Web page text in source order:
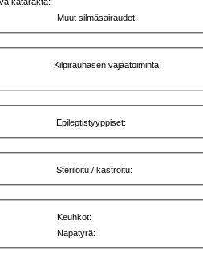
Muut silmäsairaudet:
Kilpirauhasen vajaatoiminta:
Epileptistyyppiset:
Steriloitu / kastroitu:
Keuhkot:
Napatyrä: